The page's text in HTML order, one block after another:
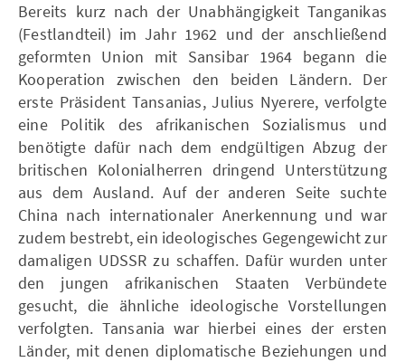
Bereits kurz nach der Unabhängigkeit Tanganikas
(Festlandteil) im Jahr 1962 und der anschließend
geformten Union mit Sansibar 1964 begann die
Kooperation zwischen den beiden Ländern. Der
erste Präsident Tansanias, Julius Nyerere, verfolgte
eine Politik des afrikanischen Sozialismus und
benötigte dafür nach dem endgültigen Abzug der
britischen Kolonialherren dringend Unterstützung
aus dem Ausland. Auf der anderen Seite suchte
China nach internationaler Anerkennung und war
zudem bestrebt, ein ideologisches Gegengewicht zur
damaligen UDSSR zu schaffen. Dafür wurden unter
den jungen afrikanischen Staaten Verbündete
gesucht, die ähnliche ideologische Vorstellungen
verfolgten. Tansania war hierbei eines der ersten
Länder, mit denen diplomatische Beziehungen und